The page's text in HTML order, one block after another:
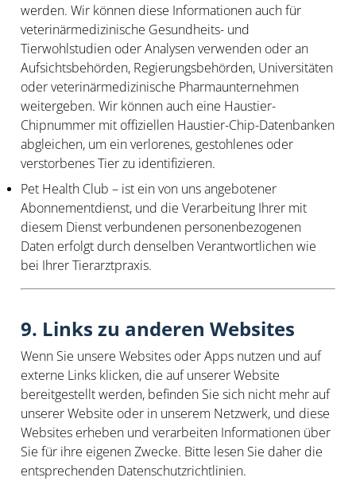
werden. Wir können diese Informationen auch für
veterinärmedizinische Gesundheits- und
Tierwohlstudien oder Analysen verwenden oder an
Aufsichtsbehörden, Regierungsbehörden, Universitäten
oder veterinärmedizinische Pharmaunternehmen
weitergeben. Wir können auch eine Haustier-
Chipnummer mit offiziellen Haustier-Chip-Datenbanken
abgleichen, um ein verlorenes, gestohlenes oder
verstorbenes Tier zu identifizieren.
Pet Health Club – ist ein von uns angebotener
Abonnementdienst, und die Verarbeitung Ihrer mit
diesem Dienst verbundenen personenbezogenen
Daten erfolgt durch denselben Verantwortlichen wie
bei Ihrer Tierarztpraxis.
9. Links zu anderen Websites
Wenn Sie unsere Websites oder Apps nutzen und auf
externe Links klicken, die auf unserer Website
bereitgestellt werden, befinden Sie sich nicht mehr auf
unserer Website oder in unserem Netzwerk, und diese
Websites erheben und verarbeiten Informationen über
Sie für ihre eigenen Zwecke. Bitte lesen Sie daher die
entsprechenden Datenschutzrichtlinien.